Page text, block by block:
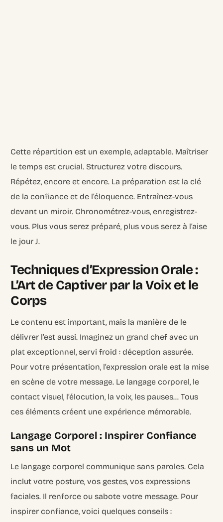
Cette répartition est un exemple, adaptable. Maîtriser
le temps est crucial. Structurez votre discours.
Répétez, encore et encore. La préparation est la clé
de la confiance et de l’éloquence. Entraînez-vous
devant un miroir. Chronométrez-vous, enregistrez-
vous. Plus vous serez préparé, plus vous serez à l’aise
le jour J.
Techniques d’Expression Orale :
L’Art de Captiver par la Voix et le
Corps
Le contenu est important, mais la manière de le
délivrer l’est aussi. Imaginez un grand chef avec un
plat exceptionnel, servi froid : déception assurée.
Pour votre présentation, l’expression orale est la mise
en scène de votre message. Le langage corporel, le
contact visuel, l’élocution, la voix, les pauses… Tous
ces éléments créent une expérience mémorable.
Langage Corporel : Inspirer Confiance
sans un Mot
Le langage corporel communique sans paroles. Cela
inclut votre posture, vos gestes, vos expressions
faciales. Il renforce ou sabote votre message. Pour
inspirer confiance, voici quelques conseils :